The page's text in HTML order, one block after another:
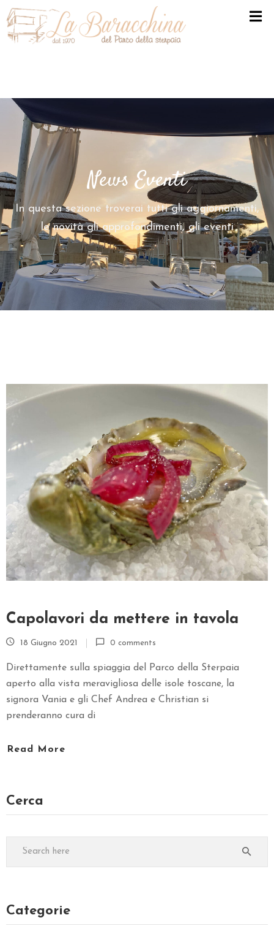
E
A
R
A
C
C
H
I
N
E
R
N
W
O
N
T
A
T
I
News Eventi
In questa sezione troverai tutti gli aggiornamenti,
le novità gli approfondimenti, gli eventi
Capolavori da mettere in tavola
18 Giugno 2021 0 comments
Direttamente sulla spiaggia del Parco della Sterpaia
aperto alla vista meravigliosa delle isole toscane, la
signora Vania e gli Chef Andrea e Christian si
prenderanno cura di
Read More
Cerca
Categorie